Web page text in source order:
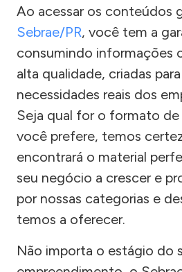
Ao acessar os conteúdos
Sebrae/PR, você tem a
consumindo informações
alta qualidade, criadas
necessidades reais dos
Seja qual for o formato
você prefere, temos
encontrará o material
seu negócio a crescer e
por nossas categorias e
temos a oferecer.
Não importa o estágio do